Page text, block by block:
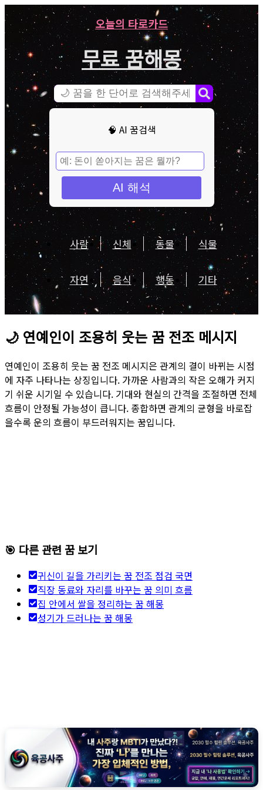
오늘의 타로카드
무료 꿈해몽
🧠 AI 꿈검색
AI 해석
사람 신체 동물 식물
자연 음식 행동 기타
🌙 연예인이 조용히 웃는 꿈 전조 메시지
연예인이 조용히 웃는 꿈 전조 메시지은 관계의 결이 바뀌는 시점
에 자주 나타나는 상징입니다. 가까운 사람과의 작은 오해가 커지
기 쉬운 시기일 수 있습니다. 기대와 현실의 간격을 조절하면 전체
흐름이 안정될 가능성이 큽니다. 종합하면 관계의 균형을 바로잡
을수록 운의 흐름이 부드러워지는 꿈입니다.
🎯 다른 관련 꿈 보기
귀신이 길을 가리키는 꿈 전조 점검 국면
직장 동료와 자리를 바꾸는 꿈 의미 흐름
집 안에서 쌀을 정리하는 꿈 해몽
성기가 드러나는 꿈 해몽